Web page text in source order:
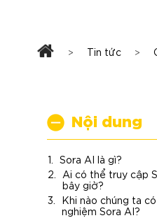
> Tin tức >
Nội dung
Sora AI là gì?
Ai có thể truy cập
bây giờ?
Khi nào chúng ta
nghiệm Sora AI?